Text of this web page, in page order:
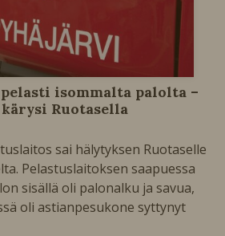
isommalta palolta –
Ruotasella
sai hälytyksen Ruotaselle
Pelastuslaitoksen saapuessa
sisällä oli palonalku ja savua,
oli astianpesukone syttynyt